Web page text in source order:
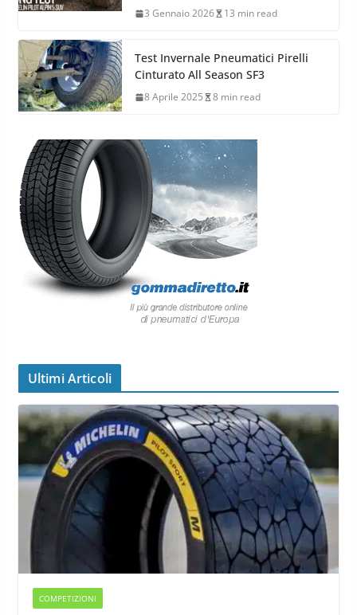
3 Gennaio 2026 13 min read
Test Invernale Pneumatici Pirelli
Cinturato All Season SF3
8 Aprile 2025 8 min read
Ultimi Articoli
COMPETIZIONI